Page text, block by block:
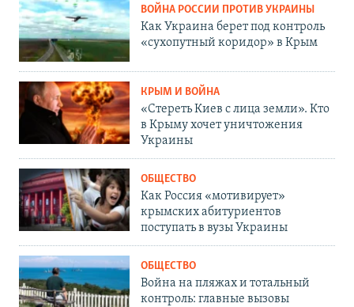
ВОЙНА РОССИИ ПРОТИВ УКРАИНЫ
Как Украина берет под контроль
«сухопутный коридор» в Крым
КРЫМ И ВОЙНА
«Стереть Киев с лица земли». Кто
в Крыму хочет уничтожения
Украины
ОБЩЕСТВО
Как Россия «мотивирует»
крымских абитуриентов
поступать в вузы Украины
ОБЩЕСТВО
Война на пляжах и тотальный
контроль: главные вызовы